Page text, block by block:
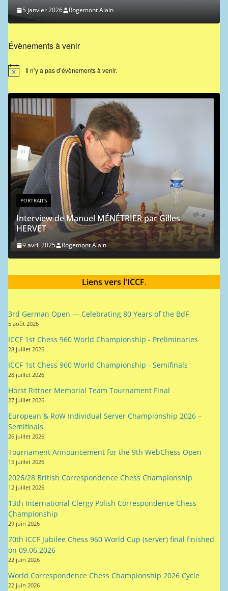
Évènements à venir
N
i
e
Il n’y a pas d’évènements à venir.
MÉNÉTRIER par Gilles
Alain
Portrait chinois :
9 mai 2024 Rogemont
Liens vers l'ICCF .
ICCF 1st Chess 960 World Championship - Semifinals
Horst Rittner Memorial Team Tournament Final
27 juillet 2026
European & RoW Individual Server Championship 2026 –
Semifinals
26 juillet 2026
Tournament Announcement for the 9th WebChess Open
15 juillet 2026
2026/28 British Correspondence Chess Championship
12 juillet 2026
13th International Clergy Polish Correspondence Chess
Championship
29 juin 2026
70th ICCF Jubilee Chess 960 World Cup (server) final finished
on 09.06.2026
22 juin 2026
World Correspondence Chess Championship 2026 Cycle
22 juin 2026